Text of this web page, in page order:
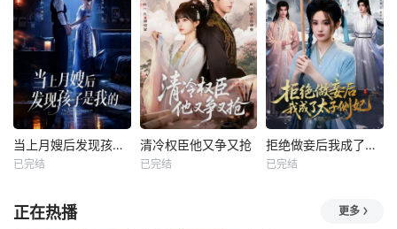
当上月嫂后发现孩子是我的
已完结
清冷权臣他又争又抢
已完结
拒绝做妾后我成了太子侧妃
已完结
正在热播 更多